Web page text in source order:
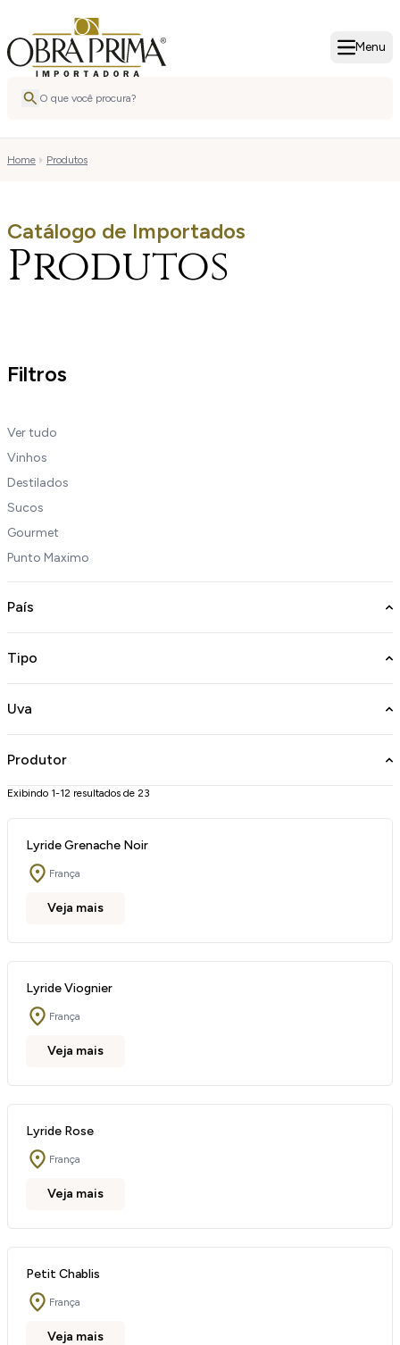
Menu
Home Produtos
Catálogo de Importados
Produtos
Filtros
Ver tudo
Vinhos
Destilados
Sucos
Gourmet
Punto Maximo
País
Tipo
Uva
Produtor
Exibindo 1-12 resultados de 23
Lyride Grenache Noir
França
Veja mais
Lyride Viognier
França
Veja mais
Lyride Rose
França
Veja mais
Petit Chablis
França
Veja mais